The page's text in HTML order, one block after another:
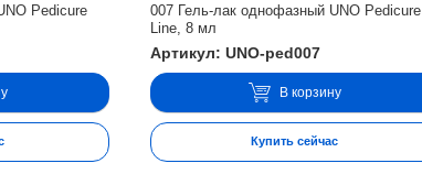
Pedicure
007 Гель-лак однофазный UNO Pedicure
Line, 8 мл
Артикул: UNO-ped007
В корзину
Купить сейчас